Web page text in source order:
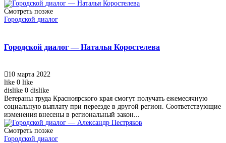
Смотреть позже
Городской диалог
Городской диалог — Наталья Коростелева
10 марта 2022
like 0 like
dislike 0 dislike
Ветераны труда Красноярского края смогут получать ежемесячную
социальную выплату при переезде в другой регион. Соответствующие
изменения внесены в региональный закон...
Смотреть позже
Городской диалог